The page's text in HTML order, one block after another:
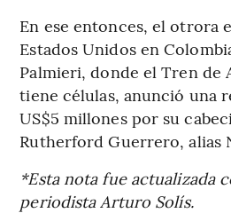
En ese entonces, el otrora
Estados Unidos en
Palmieri, donde el Tren de
tiene células, anunció una
US$5 millones por su
Rutherford Guerrero, alias
*Esta nota fue actualizada
periodista Arturo Solís.